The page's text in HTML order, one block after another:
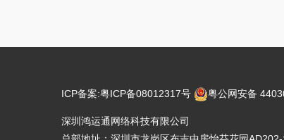
ICP备案:粤ICP备08012317号 粤公网安备
深圳鸿运通网络科技有限公司